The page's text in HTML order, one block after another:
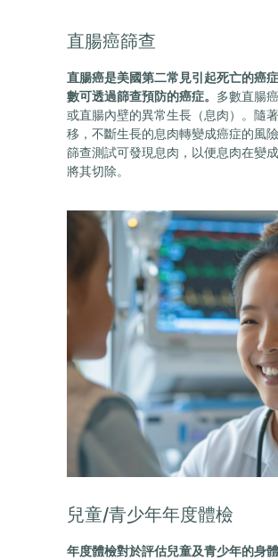
直腸癌篩查
直腸癌是美國第二常見引起死亡的癌
數可透過篩查預防的癌症。 多數直腸癌
或直腸內壁的異常生長（息肉）。隨
移，不斷生長的息肉轉變成癌症的風險
篩查測試可發現息肉，以便息肉在變
將其切除。
兒童/青少年年度體檢
年度體檢對於評估兒童及青少年的身